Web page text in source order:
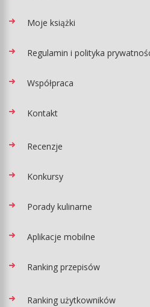
Moje książki
Regulamin i polityka
Współpraca
Kontakt
Recenzje
Konkursy
Porady kulinarne
Aplikacje mobilne
Ranking przepisów
Ranking użytkowników